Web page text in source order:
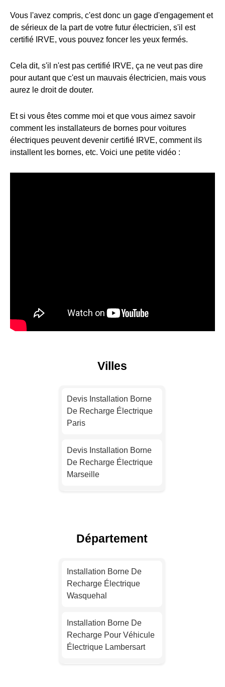
Vous l'avez compris, c'est donc un gage d'engagement et
de sérieux de la part de votre futur électricien, s'il est
certifié IRVE, vous pouvez foncer les yeux fermés.
Cela dit, s'il n'est pas certifié IRVE, ça ne veut pas dire
pour autant que c'est un mauvais électricien, mais vous
aurez le droit de douter.
Et si vous êtes comme moi et que vous aimez savoir
comment les installateurs de bornes pour voitures
électriques peuvent devenir certifié IRVE, comment ils
installent les bornes, etc. Voici une petite vidéo :
Villes
Devis Installation Borne
De Recharge Électrique
Paris
Devis Installation Borne
De Recharge Électrique
Marseille
Toulouse
Nice
Département
Installation Borne De
Recharge Électrique
Wasquehal
Installation Borne De
Recharge Pour Véhicule
Électrique Lambersart